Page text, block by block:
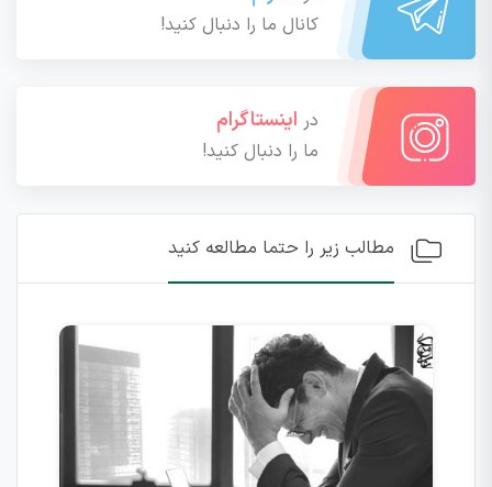
کانال ما را دنبال کنید!
در اینستاگرام
ما را دنبال کنید!
مطالب زیر را حتما مطالعه کنید